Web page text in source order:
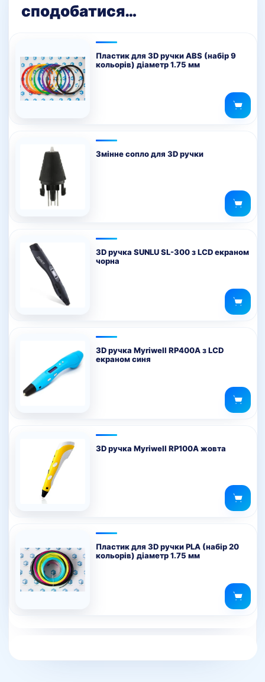
сподобатися…
Пластик для 3D ручки ABS (набір 9
кольорів) діаметр 1.75 мм
Змінне сопло для 3D ручки
3D ручка SUNLU SL-300 з LCD екраном
чорна
3D ручка Myriwell RP400A з LCD
екраном синя
3D ручка Myriwell RP100A жовта
Пластик для 3D ручки PLA (набір 20
кольорів) діаметр 1.75 мм